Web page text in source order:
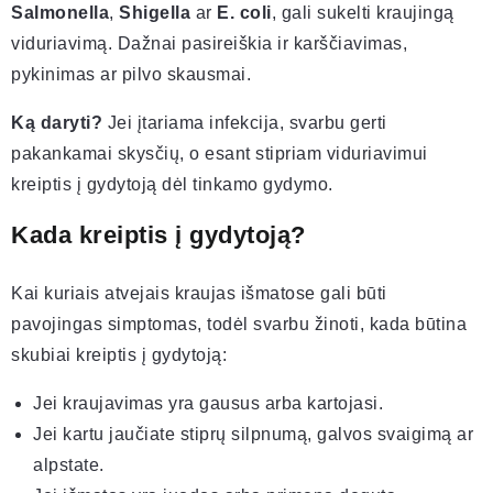
Salmonella, Shigella ar E. coli, gali sukelti kraujingą
viduriavimą. Dažnai pasireiškia ir karščiavimas,
pykinimas ar pilvo skausmai.
Ką daryti? Jei įtariama infekcija, svarbu gerti
pakankamai skysčių, o esant stipriam viduriavimui
kreiptis į gydytoją dėl tinkamo gydymo.
Kada kreiptis į gydytoją?
Kai kuriais atvejais kraujas išmatose gali būti
pavojingas simptomas, todėl svarbu žinoti, kada būtina
skubiai kreiptis į gydytoją:
Jei kraujavimas yra gausus arba kartojasi.
Jei kartu jaučiate stiprų silpnumą, galvos svaigimą ar
alpstate.